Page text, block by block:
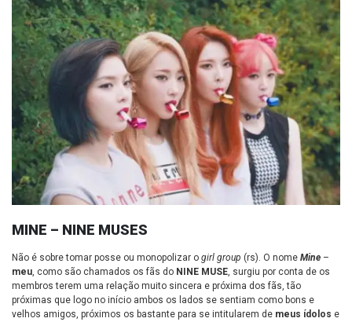
MINE – NINE MUSES
Não é sobre tomar posse ou monopolizar o girl group (rs). O nome Mine –
meu, como são chamados os fãs do NINE MUSE, surgiu por conta de os
membros terem uma relação muito sincera e próxima dos fãs, tão
próximas que logo no início ambos os lados se sentiam como bons e
velhos amigos, próximos os bastante para se intitularem de meus ídolos e